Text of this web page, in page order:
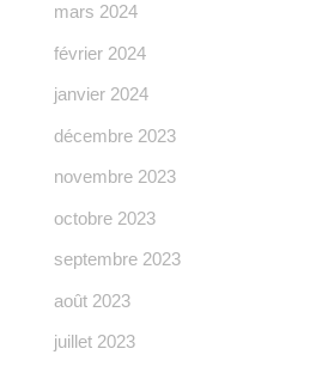
mars 2024
février 2024
janvier 2024
décembre 2023
novembre 2023
octobre 2023
septembre 2023
août 2023
juillet 2023